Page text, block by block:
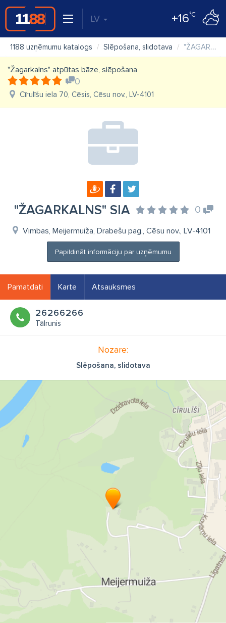
LV +16°C
1188 uzņēmumu katalogs Slēpošana, slidotava "ŽAGARKALNS" SIA
"Žagarkalns" atpūtas bāze, slēpošana
0
Cīrulīšu iela 70, Cēsis, Cēsu nov., LV-4101
"ŽAGARKALNS" SIA 0
Vimbas, Meijermuiža, Drabešu pag., Cēsu nov., LV-4101
Papildināt informāciju par uzņēmumu
Pamatdati Karte Atsauksmes
26266266
Tālrunis
Nozare:
Slēpošana, slidotava